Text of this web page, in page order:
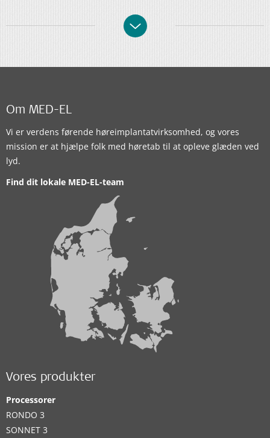
Om MED-EL
Vi er verdens førende høreimplantatvirksomhed, og vores
mission er at hjælpe folk med høretab til at opleve glæden ved
lyd.
Find dit lokale MED-EL-team
Vores produkter
Processorer
RONDO 3
SONNET 3